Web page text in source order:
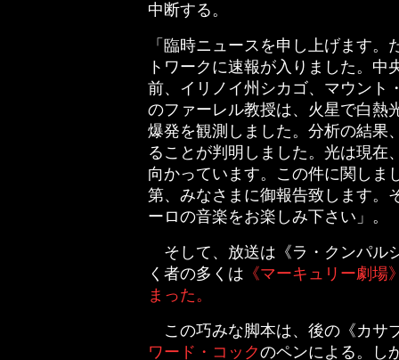
中断する。
「臨時ニュースを申し上げます。
トワークに速報が入りました。中
前、イリノイ州シカゴ、マウント
のファーレル教授は、火星で白熱
爆発を観測しました。分析の結果
ることが判明しました。光は現在
向かっています。この件に関しま
第、みなさまに御報告致します。
ーロの音楽をお楽しみ下さい」。
そして、放送は《ラ・クンパル
く者の多くは 《マーキュリー劇
まった。
この巧みな脚本は、後の《カサ
ワード・コックのペンによる。し